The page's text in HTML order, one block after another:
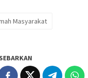
Masyarakat